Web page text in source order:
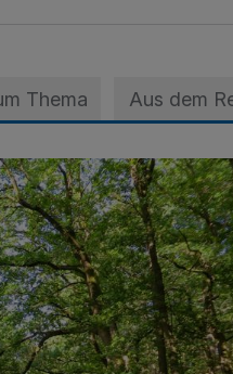
Thema Aus dem